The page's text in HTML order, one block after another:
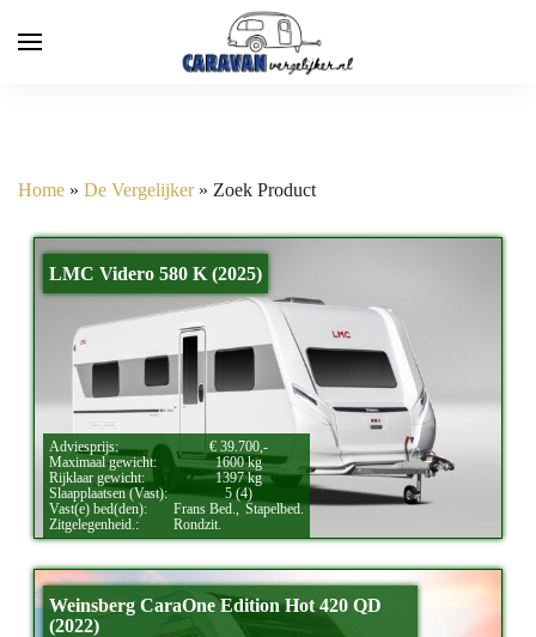
Home » De Vergelijker» Zoek Product
LMC Videro 580 K (2025)
Adviesprijs:
€ 39.700,-
Maximaal gewicht:
1600 kg
Rijklaar gewicht:
1397 kg
Slaapplaatsen (Vast):
5 (4)
Vast(e) bed(den):
Frans Bed.,
Stapelbed.
Zitgelegenheid.:
Rondzit.
Weinsberg CaraOne Edition Hot 420 QD
(2022)